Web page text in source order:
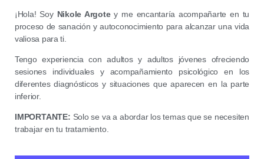
¡Hola! Soy Nikole Argotey me encantaría acompañarte en tu
proceso de sanación y autoconocimiento para alcanzar una vida
valiosa para ti.
Tengo experiencia con adultos y adultos jóvenes ofreciendo
sesiones individuales y acompañamiento psicológicoen los
diferentes diagnósticos y situaciones que aparecen en la parte
inferior.
IMPORTANTE: Solo se va a abordar los temas que se necesiten
trabajar en tu tratamiento.